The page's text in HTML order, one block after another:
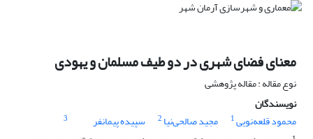
معنای فضای شهری در دو طیف مسلمان و یهودی
نوع مقاله : مقاله پژوهشی
نویسندگان
محمود قلعه‌نویی1 مجید صالحی‌نیا 2 سپیده پیمانفر
3